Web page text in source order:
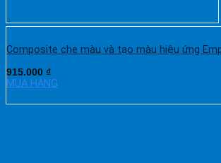
Composite che màu và tạo màu hiệu ứng
915.000 ₫
MUA HÀNG